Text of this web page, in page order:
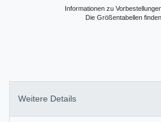
Informationen zu
Die Größentabellen
Weitere Details